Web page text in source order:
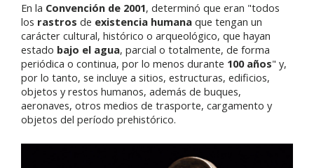
En la Convención de 2001, determinó que eran "todos
los rastros de existencia humana que tengan un
carácter cultural, histórico o arqueológico, que hayan
estado bajo el agua, parcial o totalmente, de forma
periódica o continua, por lo menos durante 100 años" y,
por lo tanto, se incluye a sitios, estructuras, edificios,
objetos y restos humanos, además de buques,
aeronaves, otros medios de trasporte, cargamento y
objetos del período prehistórico.